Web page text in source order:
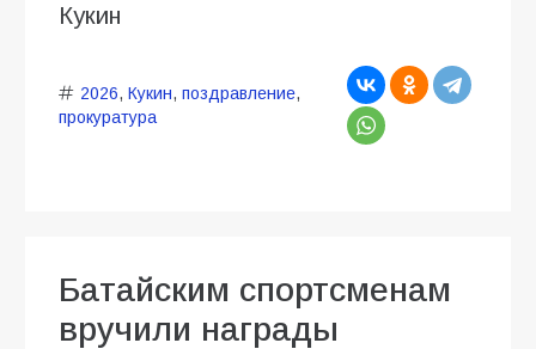
Кукин
2026, Кукин, поздравление,
прокуратура
Батайским спортсменам
вручили награды